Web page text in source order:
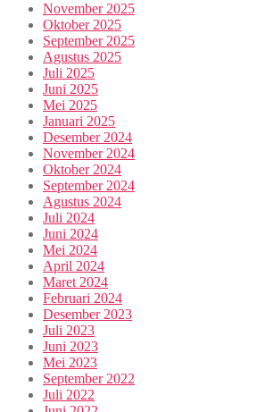
November 2025
Oktober 2025
September 2025
Agustus 2025
Juli 2025
Juni 2025
Mei 2025
Januari 2025
Desember 2024
November 2024
Oktober 2024
September 2024
Agustus 2024
Juli 2024
Juni 2024
Mei 2024
April 2024
Maret 2024
Februari 2024
Desember 2023
Juli 2023
Juni 2023
Mei 2023
September 2022
Juli 2022